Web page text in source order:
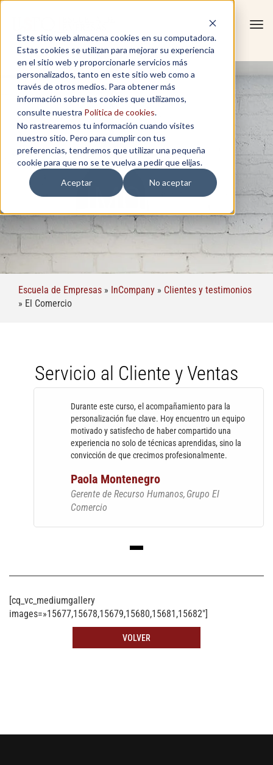
Este sitio web almacena cookies en su computadora.
Estas cookies se utilizan para mejorar su experiencia
en el sitio web y proporcionarle servicios más
personalizados, tanto en este sitio web como a
través de otros medios. Para obtener más
información sobre las cookies que utilizamos,
consulte nuestra Política de cookies.
No rastrearemos tu información cuando visites
nuestro sitio. Pero para cumplir con tus
preferencias, tendremos que utilizar una pequeña
cookie para que no se te vuelva a pedir que elijas.
Aceptar
No aceptar
TESTIMONIOS
Escuela de Empresas » InCompany » Clientes y testimonios
» El Comercio
Servicio al Cliente y Ventas
Durante este curso, el acompañamiento para la
personalización fue clave. Hoy encuentro un equipo
motivado y satisfecho de haber compartido una
experiencia no solo de técnicas aprendidas, sino la
convicción de que crecimos profesionalmente.
Paola Montenegro
Gerente de Recurso Humanos Grupo El
Comercio
[cq_vc_mediumgallery
images=»15677,15678,15679,15680,15681,15682″]
VOLVER